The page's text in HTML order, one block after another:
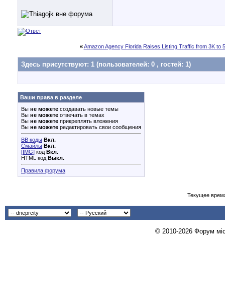
« Amazon Agency Florida Raises Listing Traffic from 3K to
Здесь присутствуют: 1 (пользователей: 0 , гостей: 1)
Ваши права в разделе
Вы не можете создавать новые темы
Вы не можете отвечать в темах
Вы не можете прикреплять вложения
Вы не можете редактировать свои сообщения
BB коды Вкл.
Смайлы Вкл.
[IMG] код Вкл.
HTML код Выкл.
Правила форума
Текущее
© 2010-2026 Форум